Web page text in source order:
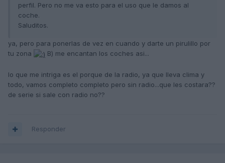
perfil. Pero no me va esto para el uso que le damos al
coche.
Saluditos.
ya, pero para ponerlas de vez en cuando y darte un pirulillo por
tu zona
B) me encantan los coches asi...
lo que me intriga es el porque de la radio, ya que lleva clima y
todo, vamos completo completo pero sin radio...que les costara??
de serie si sale con radio no??
Responder